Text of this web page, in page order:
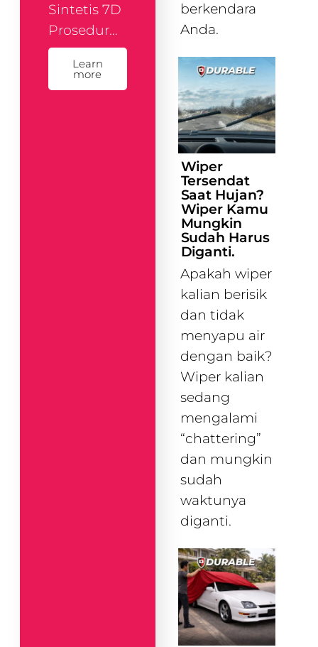
Sintetis 7D
Prosedur…
Learn
more
berkendara
Anda.
Wiper
Tersendat
Saat Hujan?
Wiper Kamu
Mungkin
Sudah Harus
Diganti.
Apakah wiper
kalian berisik
dan tidak
menyapu air
dengan baik?
Wiper kalian
sedang
mengalami
“chattering”
dan mungkin
sudah
waktunya
diganti.